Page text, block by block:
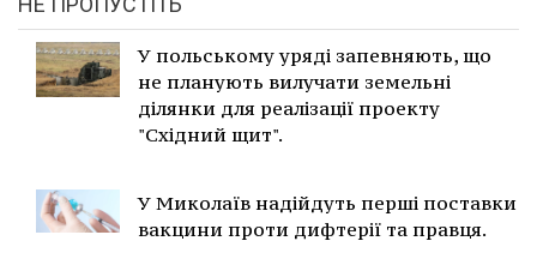
У польському уряді запевняють, що
не планують вилучати земельні
ділянки для реалізації проекту
"Східний щит".
У Миколаїв надійдуть перші поставки
вакцини проти дифтерії та правця.